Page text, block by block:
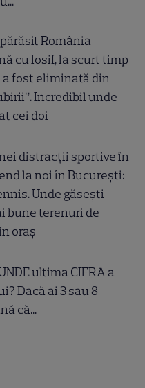
România
cu Iosif, la scurt timp
a fost eliminată din
Incredibil unde
cei doi
distracții sportive în
la noi în București:
Unde găsești
bune terenuri de
oraș
ultima CIFRA a
Dacă ai 3 sau 8
că...